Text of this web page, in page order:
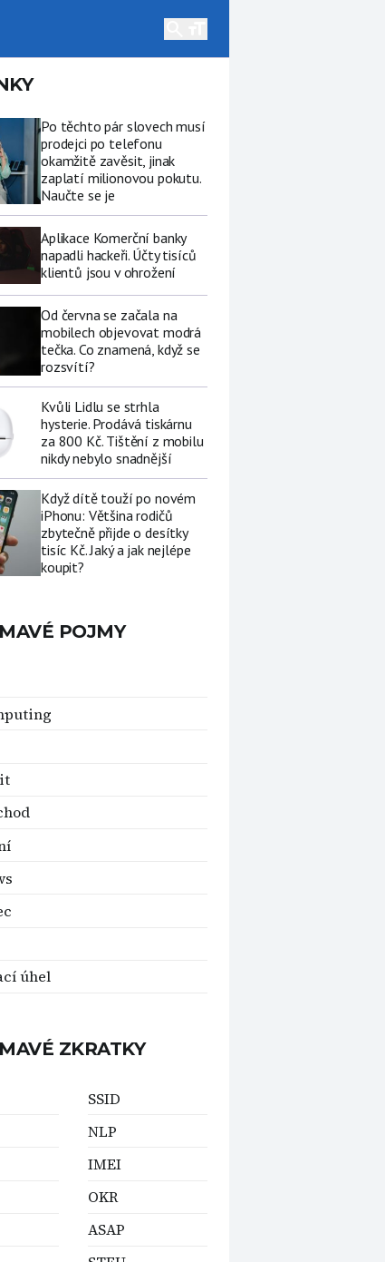
Po těchto pár slovech musí
prodejci po telefonu
okamžitě zavěsit, jinak
zaplatí milionovou pokutu.
Naučte se je
Aplikace Komerční banky
napadli hackeři. Účty tisíců
klientů jsou v ohrožení
Od června se začala na
mobilech objevovat modrá
tečka. Co znamená, když se
rozsvítí?
Kvůli Lidlu se strhla
hysterie. Prodává tiskárnu
za 800 Kč. Tištění z mobilu
nikdy nebylo snadnější
Když dítě touží po novém
iPhonu: Většina rodičů
zbytečně přijde o desítky
tisíc Kč. Jaký a jak nejlépe
koupit?
POJMY
úhel
ZKRATKY
SSID
NLP
IMEI
OKR
ASAP